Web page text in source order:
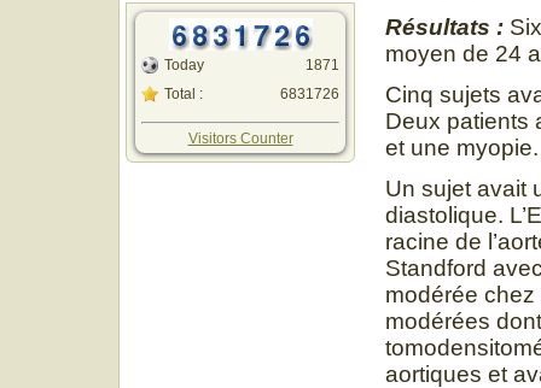
Today
Total :
1871
6831726
Visitors Counter
Résultats :
moyen de 24
Cinq sujets
Deux patients
et une myopie.
Un sujet avait
diastolique.
racine de
Standford
modérée chez
modérées
aortiques et